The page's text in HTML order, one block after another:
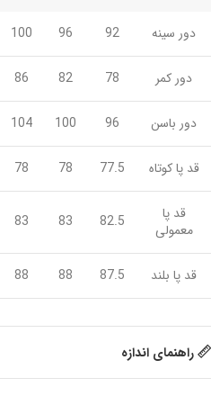
دور سینه 92
96
100
دور کمر 78
82
86
دور باسن 96
100
104
قد پا کوتاه 77.5
78
78
قد پا
معمولی
82.5
83
83
قد پا بلند 87.5
88
88
راهنمای اندازه